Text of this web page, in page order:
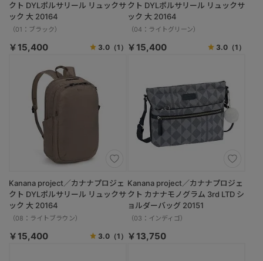
クト DYLポルサリール リュックサ
ック 大 20164
（01：ブラック）
￥15,400 3.0（1）
クト DYLポルサリール リュックサ
ック 大 20164
（04：ライトグリーン）
￥15,400 3.0 （1）
Kanana project／カナナプロジェ
クト DYLポルサリール リュックサ
ック 大 20164
（08：ライトブラウン）
￥15,400 3.0（1）
Kanana project／カナナプロジェ
クト カナナモノグラム 3rd LTD シ
ョルダーバッグ 20151
（03：インディゴ）
￥13,750